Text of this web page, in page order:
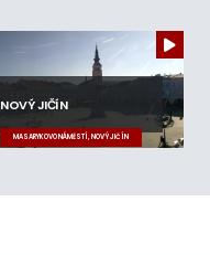
NOVÝ JIČÍN
MASARYKOVO NÁMĚSTÍ, NOVÝ JIČÍN